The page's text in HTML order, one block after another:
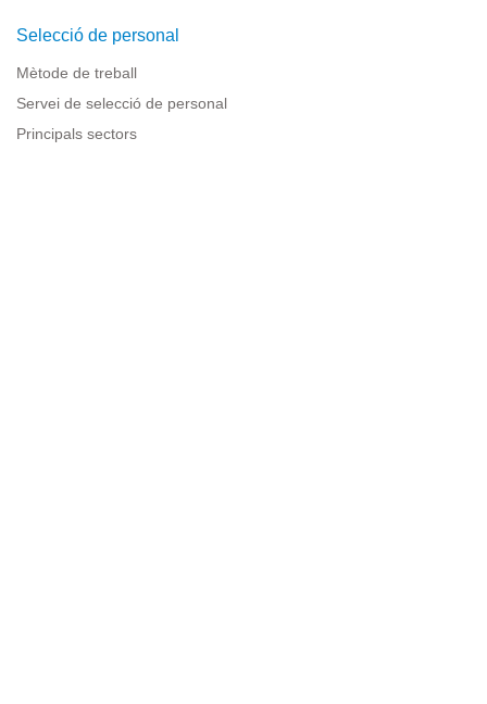
Selecció de personal
Mètode de treball
Servei de selecció de personal
Principals sectors